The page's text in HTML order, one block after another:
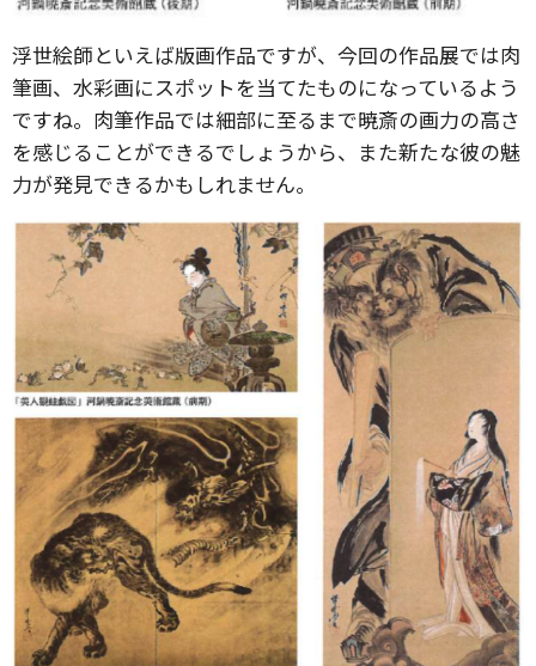
浮世絵師といえば版画作品ですが、今回の作品展では肉
筆画、水彩画にスポットを当てたものになっているよう
ですね。肉筆作品では細部に至るまで暁斎の画力の高さ
を感じることができるでしょうから、また新たな彼の魅
力が発見できるかもしれません。